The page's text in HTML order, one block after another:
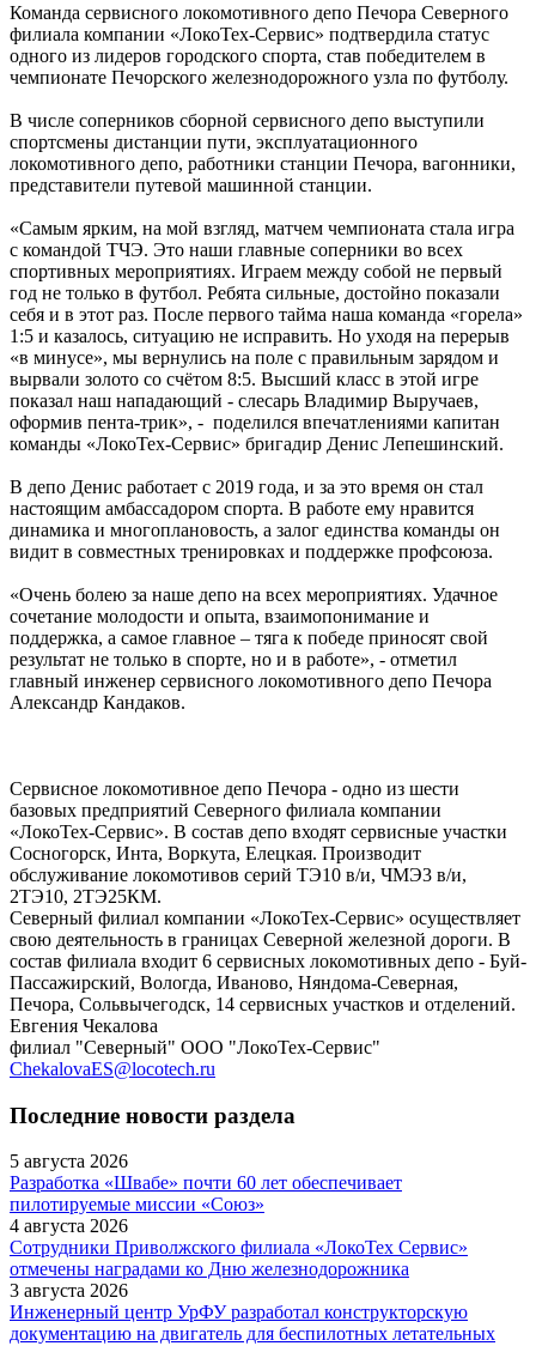
Команда сервисного локомотивного депо Печора Северного
филиала компании «ЛокоТех-Сервис» подтвердила статус
одного из лидеров городского спорта, став победителем в
чемпионате Печорского железнодорожного узла по футболу.
В числе соперников сборной сервисного депо выступили
спортсмены дистанции пути, эксплуатационного
локомотивного депо, работники станции Печора, вагонники,
представители путевой машинной станции.
«Самым ярким, на мой взгляд, матчем чемпионата стала игра
с командой ТЧЭ. Это наши главные соперники во всех
спортивных мероприятиях. Играем между собой не первый
год не только в футбол. Ребята сильные, достойно показали
себя и в этот раз. После первого тайма наша команда «горела»
1:5 и казалось, ситуацию не исправить. Но уходя на перерыв
«в минусе», мы вернулись на поле с правильным зарядом и
вырвали золото со счётом 8:5. Высший класс в этой игре
показал наш нападающий - слесарь Владимир Выручаев,
оформив пента-трик», - поделился впечатлениями капитан
команды «ЛокоТех-Сервис» бригадир Денис Лепешинский.
В депо Денис работает с 2019 года, и за это время он стал
настоящим амбассадором спорта. В работе ему нравится
динамика и многоплановость, а залог единства команды он
видит в совместных тренировках и поддержке профсоюза.
«Очень болею за наше депо на всех мероприятиях. Удачное
сочетание молодости и опыта, взаимопонимание и
поддержка, а самое главное – тяга к победе приносят свой
результат не только в спорте, но и в работе», - отметил
главный инженер сервисного локомотивного депо Печора
Александр Кандаков.
Сервисное локомотивное депо Печора - одно из шести
базовых предприятий Северного филиала компании
«ЛокоТех-Сервис». В состав депо входят сервисные участки
Сосногорск, Инта, Воркута, Елецкая. Производит
обслуживание локомотивов серий ТЭ10 в/и, ЧМЭ3 в/и,
2ТЭ10, 2ТЭ25КМ.
Северный филиал компании «ЛокоТех-Сервис» осуществляет
свою деятельность в границах Северной железной дороги. В
состав филиала входит 6 сервисных локомотивных депо - Буй-
Пассажирский, Вологда, Иваново, Няндома-Северная,
Печора, Сольвычегодск, 14 сервисных участков и отделений.
Евгения Чекалова
филиал "Северный" ООО "ЛокоТех-Сервис"
ChekalovaES@locotech.ru
Последние новости раздела
5 августа 2026
Разработка «Швабе» почти 60 лет обеспечивает
пилотируемые миссии «Союз»
4 августа 2026
Сотрудники Приволжского филиала «ЛокоТех Сервис»
отмечены наградами ко Дню железнодорожника
3 августа 2026
Инженерный центр УрФУ разработал конструкторскую
документацию на двигатель для беспилотных летательных